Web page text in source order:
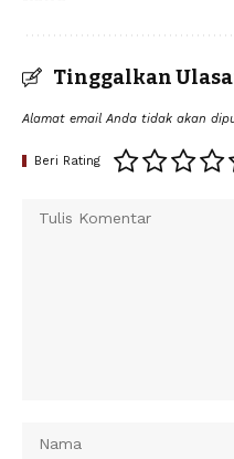
Tinggalkan
Alamat email Anda tidak akan
Beri Rating